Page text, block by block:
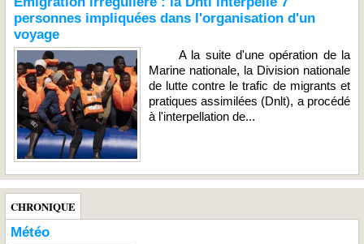
personnes impliquées dans l'organisation d'un
voyage
A la suite d'une opération de la
Marine nationale, la Division nationale
de lutte contre le trafic de migrants et
pratiques assimilées (Dnlt), a procédé
à l'interpellation de...
CHRONIQUE
Météo